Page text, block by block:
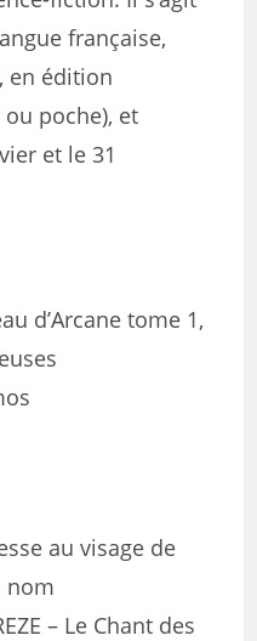
française,
en édition
poche), et
et le 31
d’Arcane tome 1,
au visage de
nom
– Le Chant des